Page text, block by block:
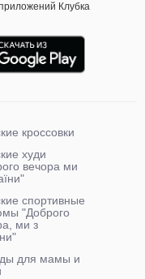
Клубка
кроссовки
худи
вечора ми
спортивные
"Доброго
ми з
для мамы и